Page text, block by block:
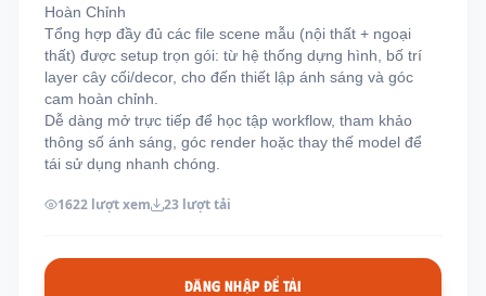
Đăng nhập
Đăng ký
Hoàn Chỉnh
Tổng hợp đầy đủ các file scene mẫu (nội thất + ngoại
thất) được setup trọn gói: từ hệ thống dựng hình, bố trí
layer cây cối/decor, cho đến thiết lập ánh sáng và góc
cam hoàn chỉnh.
Dễ dàng mở trực tiếp để học tập workflow, tham khảo
thông số ánh sáng, góc render hoặc thay thế model để
tái sử dụng nhanh chóng.
1622 lượt xem 23 lượt tải
ĐĂNG NHẬP ĐỂ TẢI